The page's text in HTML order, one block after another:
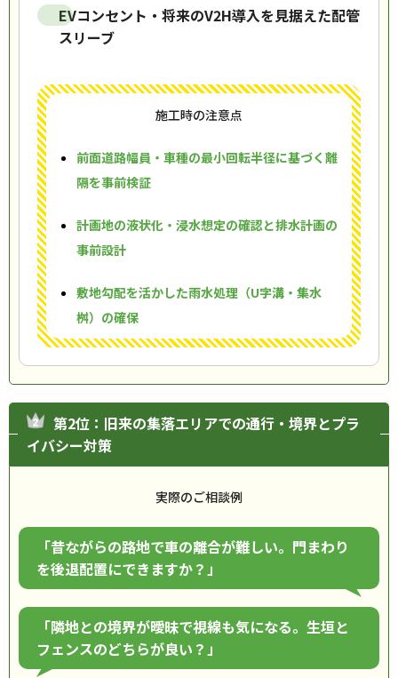
EVコンセント・将来のV2H導入を見据えた配管
スリーブ
施工時の注意点
前面道路幅員・車種の最小回転半径に基づく離
隔を事前検証
計画地の液状化・浸水想定の確認と排水計画の
事前設計
敷地勾配を活かした雨水処理（U字溝・集水
桝）の確保
第2位：旧来の集落エリアでの通行・境界とプラ
イバシー対策
実際のご相談例
「昔ながらの路地で車の離合が難しい。門まわり
を後退配置にできますか？」
「隣地との境界が曖昧で視線も気になる。生垣と
フェンスのどちらが良い？」